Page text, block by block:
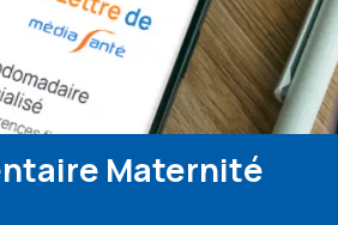
Maternité